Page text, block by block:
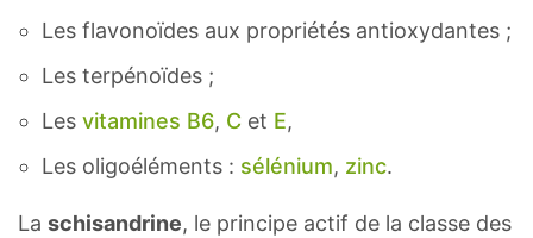
Les flavonoïdes aux propriétés antioxydantes ;
Les terpénoïdes ;
Les vitamines B6, C et E,
Les oligoéléments : sélénium, zinc.
La schisandrine, le principe actif de la classe des